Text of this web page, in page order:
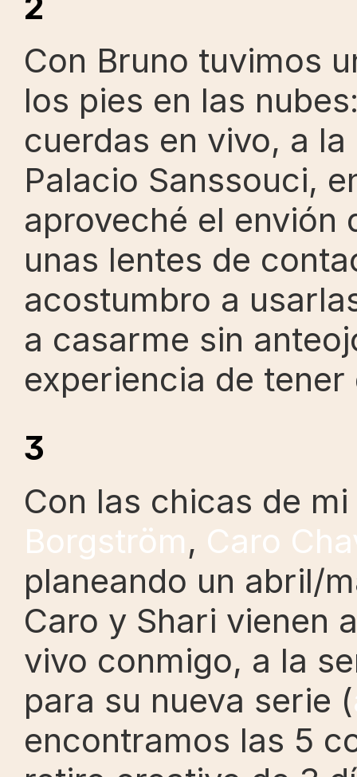
Con Bruno tuvimos
los pies en las
cuerdas en vivo, a
Palacio Sanssouci,
aproveché el envión
unas lentes de
acostumbro a
a casarme sin
experiencia de
3
Con las chicas de
Borgström, Caro
planeando un abril/
Caro y Shari vienen
vivo conmigo, a la
para su nueva serie (
encontramos las 5